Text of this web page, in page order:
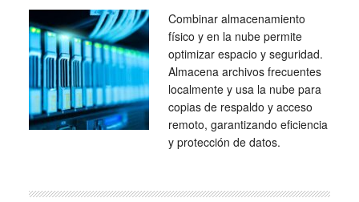
Combinar almacenamiento
físico y en la nube permite
optimizar espacio y seguridad.
Almacena archivos frecuentes
localmente y usa la nube para
copias de respaldo y acceso
remoto, garantizando eficiencia
y protección de datos.